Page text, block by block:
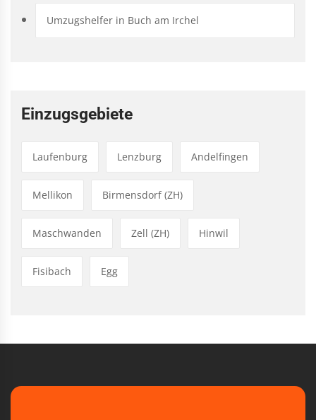
Umzugshelfer in Buch am Irchel
Einzugsgebiete
Laufenburg Lenzburg Andelfingen
Mellikon Birmensdorf (ZH)
Maschwanden Zell (ZH) Hinwil
Fisibach Egg